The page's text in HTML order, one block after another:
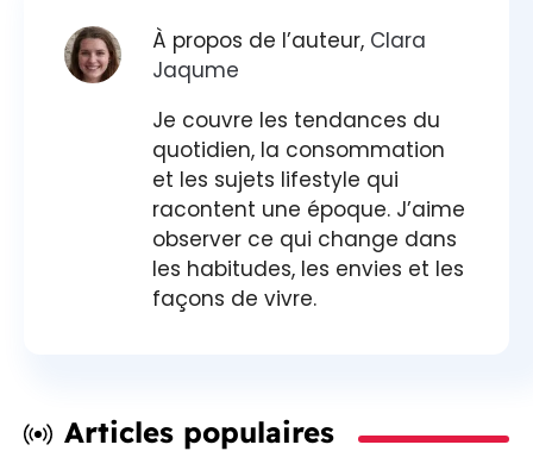
À propos de l’auteur, Clara
Jaqume
Je couvre les tendances du
quotidien, la consommation
et les sujets lifestyle qui
racontent une époque. J’aime
observer ce qui change dans
les habitudes, les envies et les
façons de vivre.
Articles populaires